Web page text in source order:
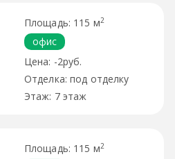
115 м2
офис
-2руб.
под отделку
7 этаж
115 м2